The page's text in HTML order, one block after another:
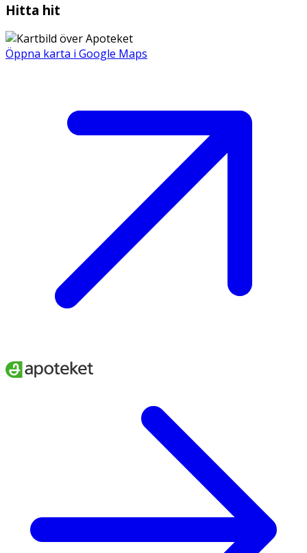
Hitta hit
Öppna karta i Google Maps